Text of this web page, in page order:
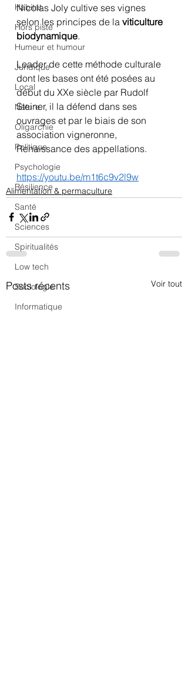
Habitat
Hors piste
Humeur et humour
Juridique
Local
Nature
Oligarchie
Politique
Psychologie
Résilience
Santé
Sciences
Spiritualités
Low tech
Sociologie
Informatique
Nicolas Joly cultive ses vignes
selon les principes de la viticulture
biodynamique.
Leader de cette méthode culturale
dont les bases ont été posées au
début du XXe siècle par Rudolf
Steiner, il la défend dans ses
ouvrages et par le biais de son
association vigneronne,
Renaissance des appellations.
https://youtu.be/m1t6c9v2l9w
Alimentation & permaculture
Posts récents Voir tout